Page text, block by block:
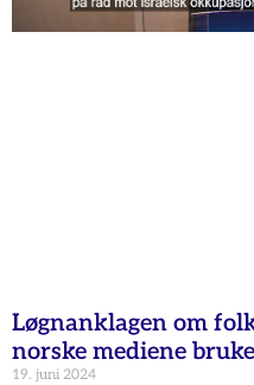
Løgnanklagen om
norske mediene
19. juni 2024